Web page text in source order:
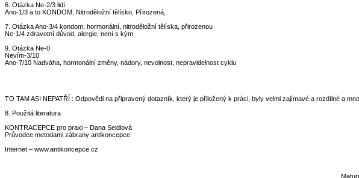
6. Otázka Ne-2/3 lidí
Ano-1/3 a to KONDOM, Nitroděložní tělísko, Přirozená,
7. Otázka Ano-3/4 kondom, hormonální, nitroděložní tělíska, přirozenou
Ne-1/4 zdravotní důvod, alergie, není s kým
9. Otázka Ne-0
Nevím-3/10
Ano-7/10 Nadváha, hormonální změny, nádory, nevolnost, nepravidelnost cyklu
TO TAM ASI NEPATŘÍ : Odpovědi na připravený dotazník, který je přiložený k práci, byly velmi zajímavé a rozdílné a
8. Použitá literatura
KONTRACEPCE pro praxi – Dana Seidlová
Průvodce metodami zábrany antikoncepce
Internet – www.antikoncepce.cz